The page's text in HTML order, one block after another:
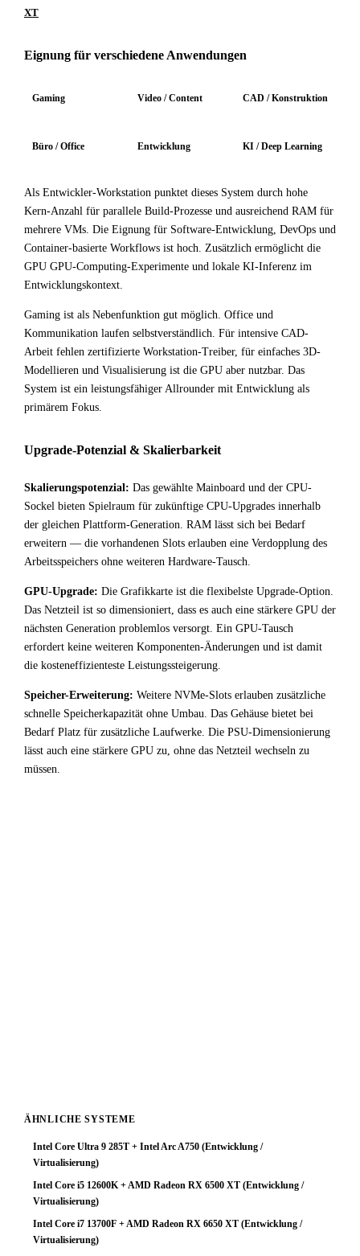
XT
Eignung für verschiedene Anwendungen
Gaming Video / Content CAD / Konstruktion
Büro / Office Entwicklung KI / Deep Learning
Als Entwickler-Workstation punktet dieses System durch hohe
Kern-Anzahl für parallele Build-Prozesse und ausreichend RAM für
mehrere VMs. Die Eignung für Software-Entwicklung, DevOps und
Container-basierte Workflows ist hoch. Zusätzlich ermöglicht die
GPU GPU-Computing-Experimente und lokale KI-Inferenz im
Entwicklungskontext.
Gaming ist als Nebenfunktion gut möglich. Office und
Kommunikation laufen selbstverständlich. Für intensive CAD-
Arbeit fehlen zertifizierte Workstation-Treiber, für einfaches 3D-
Modellieren und Visualisierung ist die GPU aber nutzbar. Das
System ist ein leistungsfähiger Allrounder mit Entwicklung als
primärem Fokus.
Upgrade-Potenzial & Skalierbarkeit
Skalierungspotenzial: Das gewählte Mainboard und der CPU-
Sockel bieten Spielraum für zukünftige CPU-Upgrades innerhalb
der gleichen Plattform-Generation. RAM lässt sich bei Bedarf
erweitern — die vorhandenen Slots erlauben eine Verdopplung des
Arbeitsspeichers ohne weiteren Hardware-Tausch.
GPU-Upgrade: Die Grafikkarte ist die flexibelste Upgrade-Option.
Das Netzteil ist so dimensioniert, dass es auch eine stärkere GPU der
nächsten Generation problemlos versorgt. Ein GPU-Tausch
erfordert keine weiteren Komponenten-Änderungen und ist damit
die kosteneffizienteste Leistungssteigerung.
Speicher-Erweiterung: Weitere NVMe-Slots erlauben zusätzliche
schnelle Speicherkapazität ohne Umbau. Das Gehäuse bietet bei
Bedarf Platz für zusätzliche Laufwerke. Die PSU-Dimensionierung
lässt auch eine stärkere GPU zu, ohne das Netzteil wechseln zu
müssen.
ÄHNLICHE SYSTEME
Intel Core Ultra 9 285T + Intel Arc A750 (Entwicklung /
Virtualisierung)
Intel Core i5 12600K + AMD Radeon RX 6500 XT (Entwicklung /
Virtualisierung)
Intel Core i7 13700F + AMD Radeon RX 6650 XT (Entwicklung /
Virtualisierung)